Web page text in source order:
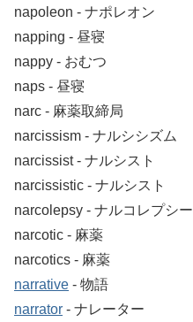
napoleon ‐ ナポレオン
napping ‐ 昼寝
nappy ‐ おむつ
naps ‐ 昼寝
narc ‐ 麻薬取締局
narcissism ‐ ナルシシズム
narcissist ‐ ナルシスト
narcissistic ‐ ナルシスト
narcolepsy ‐ ナルコレプシー
narcotic ‐ 麻薬
narcotics ‐ 麻薬
narrative ‐ 物語
narrator ‐ ナレーター